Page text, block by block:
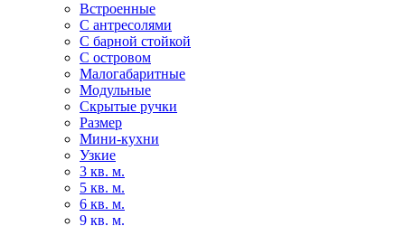
Встроенные
С антресолями
С барной стойкой
С островом
Малогабаритные
Модульные
Скрытые ручки
Размер
Мини-кухни
Узкие
3 кв. м.
5 кв. м.
6 кв. м.
9 кв. м.